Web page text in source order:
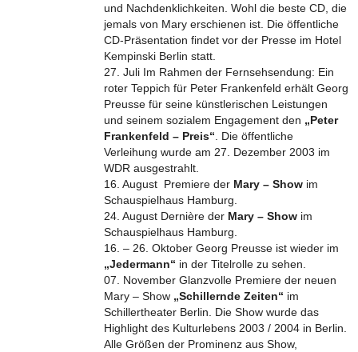
und Nachdenklichkeiten. Wohl die beste CD, die
jemals von Mary erschienen ist. Die öffentliche
CD-Präsentation findet vor der Presse im Hotel
Kempinski Berlin statt.
27. Juli Im Rahmen der Fernsehsendung: Ein
roter Teppich für Peter Frankenfeld erhält Georg
Preusse für seine künstlerischen Leistungen
und seinem sozialem Engagement den „Peter
Frankenfeld – Preis“ . Die öffentliche
Verleihung wurde am 27. Dezember 2003 im
WDR ausgestrahlt.
16. August Premiere der Mary – Show im
Schauspielhaus Hamburg.
24. August Dernière der Mary – Show im
Schauspielhaus Hamburg.
16. – 26. Oktober Georg Preusse ist wieder im
„Jedermann“ in der Titelrolle zu sehen.
07. November Glanzvolle Premiere der neuen
Mary – Show „Schillernde Zeiten“ im
Schillertheater Berlin. Die Show wurde das
Highlight des Kulturlebens 2003 / 2004 in Berlin.
Alle Größen der Prominenz aus Show,